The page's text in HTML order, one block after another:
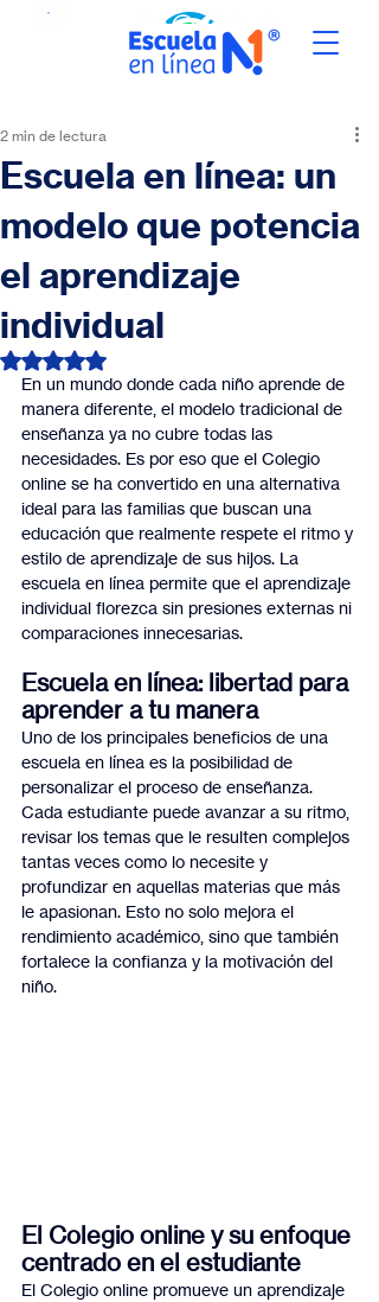
Escuela en línea: un
modelo que potencia
el aprendizaje
individual
2 min de lectura
Obtuvo NaN de 5 estrellas.
En un mundo donde cada niño aprende de
manera diferente, el modelo tradicional de
enseñanza ya no cubre todas las
necesidades. Es por eso que el Colegio
online se ha convertido en una alternativa
ideal para las familias que buscan una
educación que realmente respete el ritmo y
estilo de aprendizaje de sus hijos. La
escuela en línea permite que el aprendizaje
individual florezca sin presiones externas ni
comparaciones innecesarias.
Escuela en línea: libertad para
aprender a tu manera
Uno de los principales beneficios de una
escuela en línea es la posibilidad de
personalizar el proceso de enseñanza.
Cada estudiante puede avanzar a su ritmo,
revisar los temas que le resulten complejos
tantas veces como lo necesite y
profundizar en aquellas materias que más
le apasionan. Esto no solo mejora el
rendimiento académico, sino que también
fortalece la confianza y la motivación del
niño.
El Colegio online y su enfoque
centrado en el estudiante
El Colegio online promueve un aprendizaje